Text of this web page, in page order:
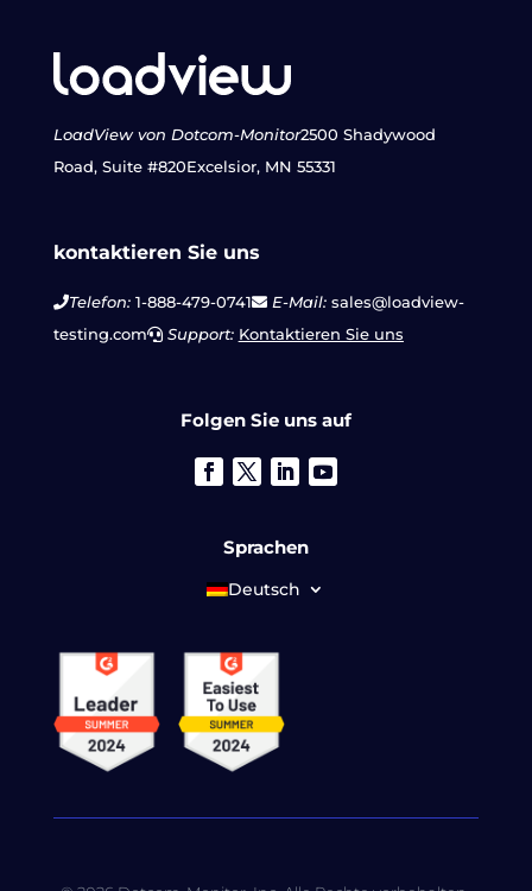
LoadView von Dotcom-Monitor2500 Shadywood
Road, Suite #820Excelsior, MN 55331
kontaktieren Sie uns
Telefon:1-888-479-0741 E-Mail:sales@loadview-
testing.com
Support: Kontaktieren Sie uns
Folgen Sie uns auf
Sprachen
Deutsch